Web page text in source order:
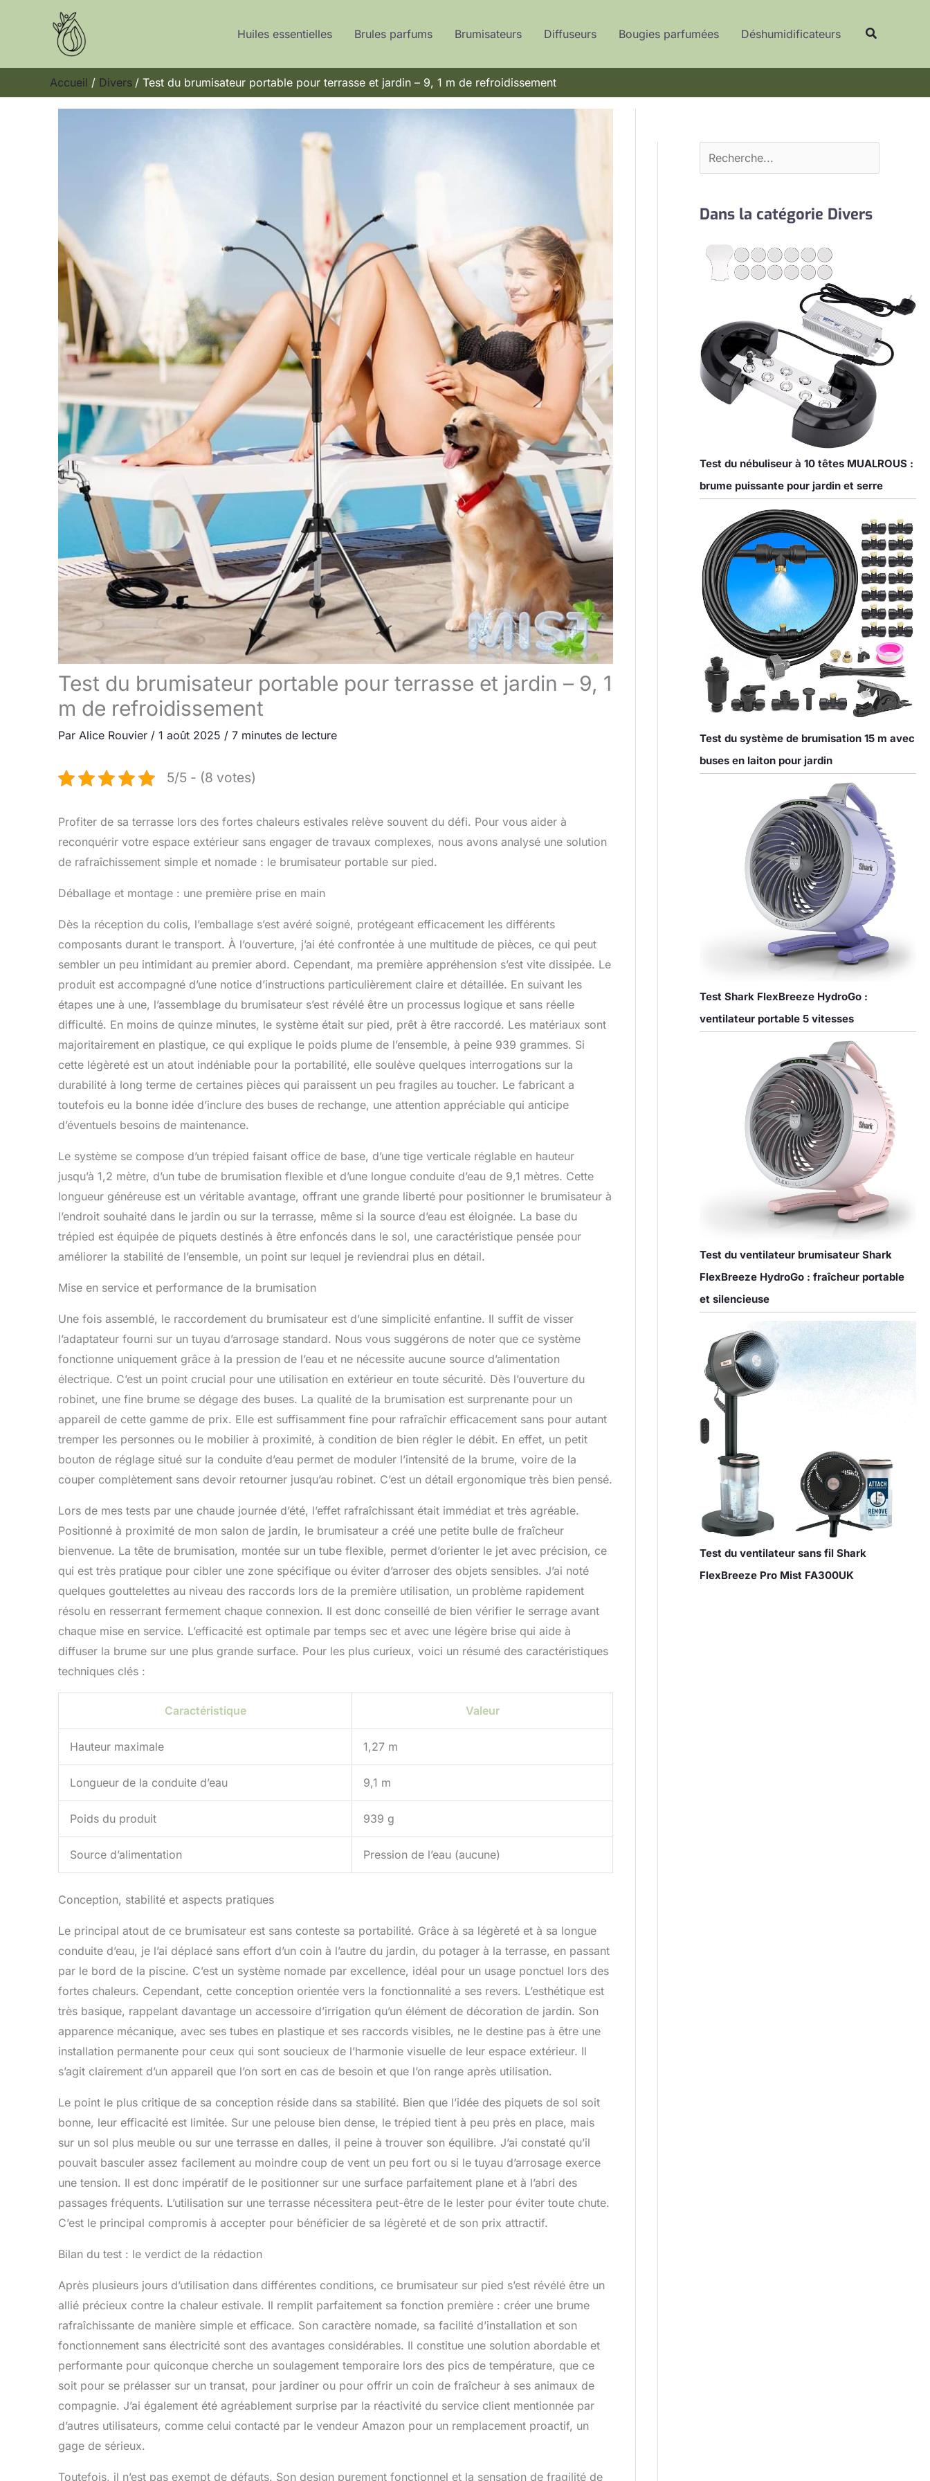
Huiles essentielles Brules parfums Brumisateurs Diffuseurs Bougies parfumées Déshumidificateurs
Accueil Divers Test du brumisateur portable pour terrasse et jardin – 9, 1 m de refroidissement
Test du brumisateur portable pour terrasse et jardin – 9, 1
m de refroidissement
Par Alice Rouvier / 1 août 2025 / 7 minutes de lecture
5/5 - (8 votes)
Profiter de sa terrasse lors des fortes chaleurs estivales relève souvent du défi. Pour vous aider à
reconquérir votre espace extérieur sans engager de travaux complexes, nous avons analysé une solution
de rafraîchissement simple et nomade : le brumisateur portable sur pied.
Déballage et montage : une première prise en main
Dès la réception du colis, l’emballage s’est avéré soigné, protégeant efficacement les différents
composants durant le transport. À l’ouverture, j’ai été confrontée à une multitude de pièces, ce qui peut
sembler un peu intimidant au premier abord. Cependant, ma première appréhension s’est vite dissipée. Le
produit est accompagné d’une notice d’instructions particulièrement claire et détaillée. En suivant les
étapes une à une, l’assemblage du brumisateur s’est révélé être un processus logique et sans réelle
difficulté. En moins de quinze minutes, le système était sur pied, prêt à être raccordé. Les matériaux sont
majoritairement en plastique, ce qui explique le poids plume de l’ensemble, à peine 939 grammes. Si
cette légèreté est un atout indéniable pour la portabilité, elle soulève quelques interrogations sur la
durabilité à long terme de certaines pièces qui paraissent un peu fragiles au toucher. Le fabricant a
toutefois eu la bonne idée d’inclure des buses de rechange, une attention appréciable qui anticipe
d’éventuels besoins de maintenance.
Le système se compose d’un trépied faisant office de base, d’une tige verticale réglable en hauteur
jusqu’à 1,2 mètre, d’un tube de brumisation flexible et d’une longue conduite d’eau de 9,1 mètres. Cette
longueur généreuse est un véritable avantage, offrant une grande liberté pour positionner le brumisateur à
l’endroit souhaité dans le jardin ou sur la terrasse, même si la source d’eau est éloignée. La base du
trépied est équipée de piquets destinés à être enfoncés dans le sol, une caractéristique pensée pour
améliorer la stabilité de l’ensemble, un point sur lequel je reviendrai plus en détail.
Mise en service et performance de la brumisation
Une fois assemblé, le raccordement du brumisateur est d’une simplicité enfantine. Il suffit de visser
l’adaptateur fourni sur un tuyau d’arrosage standard. Nous vous suggérons de noter que ce système
fonctionne uniquement grâce à la pression de l’eau et ne nécessite aucune source d’alimentation
électrique. C’est un point crucial pour une utilisation en extérieur en toute sécurité. Dès l’ouverture du
robinet, une fine brume se dégage des buses. La qualité de la brumisation est surprenante pour un
appareil de cette gamme de prix. Elle est suffisamment fine pour rafraîchir efficacement sans pour autant
tremper les personnes ou le mobilier à proximité, à condition de bien régler le débit. En effet, un petit
bouton de réglage situé sur la conduite d’eau permet de moduler l’intensité de la brume, voire de la
couper complètement sans devoir retourner jusqu’au robinet. C’est un détail ergonomique très bien pensé.
Lors de mes tests par une chaude journée d’été, l’effet rafraîchissant était immédiat et très agréable.
Positionné à proximité de mon salon de jardin, le brumisateur a créé une petite bulle de fraîcheur
bienvenue. La tête de brumisation, montée sur un tube flexible, permet d’orienter le jet avec précision, ce
qui est très pratique pour cibler une zone spécifique ou éviter d’arroser des objets sensibles. J’ai noté
quelques gouttelettes au niveau des raccords lors de la première utilisation, un problème rapidement
résolu en resserrant fermement chaque connexion. Il est donc conseillé de bien vérifier le serrage avant
chaque mise en service. L’efficacité est optimale par temps sec et avec une légère brise qui aide à
diffuser la brume sur une plus grande surface. Pour les plus curieux, voici un résumé des caractéristiques
techniques clés :
Caractéristique Valeur
Hauteur maximale 1,27 m
Longueur de la conduite d’eau 9,1 m
Poids du produit 939 g
Source d’alimentation Pression de l’eau (aucune)
Conception, stabilité et aspects pratiques
Le principal atout de ce brumisateur est sans conteste sa portabilité. Grâce à sa légèreté et à sa longue
conduite d’eau, je l’ai déplacé sans effort d’un coin à l’autre du jardin, du potager à la terrasse, en passant
par le bord de la piscine. C’est un système nomade par excellence, idéal pour un usage ponctuel lors des
fortes chaleurs. Cependant, cette conception orientée vers la fonctionnalité a ses revers. L’esthétique est
très basique, rappelant davantage un accessoire d’irrigation qu’un élément de décoration de jardin. Son
apparence mécanique, avec ses tubes en plastique et ses raccords visibles, ne le destine pas à être une
installation permanente pour ceux qui sont soucieux de l’harmonie visuelle de leur espace extérieur. Il
s’agit clairement d’un appareil que l’on sort en cas de besoin et que l’on range après utilisation.
Le point le plus critique de sa conception réside dans sa stabilité. Bien que l’idée des piquets de sol soit
bonne, leur efficacité est limitée. Sur une pelouse bien dense, le trépied tient à peu près en place, mais
sur un sol plus meuble ou sur une terrasse en dalles, il peine à trouver son équilibre. J’ai constaté qu’il
pouvait basculer assez facilement au moindre coup de vent un peu fort ou si le tuyau d’arrosage exerce
une tension. Il est donc impératif de le positionner sur une surface parfaitement plane et à l’abri des
passages fréquents. L’utilisation sur une terrasse nécessitera peut-être de le lester pour éviter toute chute.
C’est le principal compromis à accepter pour bénéficier de sa légèreté et de son prix attractif.
Bilan du test : le verdict de la rédaction
Après plusieurs jours d’utilisation dans différentes conditions, ce brumisateur sur pied s’est révélé être un
allié précieux contre la chaleur estivale. Il remplit parfaitement sa fonction première : créer une brume
rafraîchissante de manière simple et efficace. Son caractère nomade, sa facilité d’installation et son
fonctionnement sans électricité sont des avantages considérables. Il constitue une solution abordable et
performante pour quiconque cherche un soulagement temporaire lors des pics de température, que ce
soit pour se prélasser sur un transat, pour jardiner ou pour offrir un coin de fraîcheur à ses animaux de
compagnie. J’ai également été agréablement surprise par la réactivité du service client mentionnée par
d’autres utilisateurs, comme celui contacté par le vendeur Amazon pour un remplacement proactif, un
gage de sérieux.
Toutefois, il n’est pas exempt de défauts. Son design purement fonctionnel et la sensation de fragilité de
e
e
c
r
Dans la catégorie Divers
Test du nébuliseur à 10 têtes MUALROUS :
brume puissante pour jardin et serre
Test du système de brumisation 15 m avec
buses en laiton pour jardin
Test Shark FlexBreeze HydroGo :
ventilateur portable 5 vitesses
Test du ventilateur brumisateur Shark
FlexBreeze HydroGo : fraîcheur portable
et silencieuse
Test du ventilateur sans fil Shark
FlexBreeze Pro Mist FA300UK